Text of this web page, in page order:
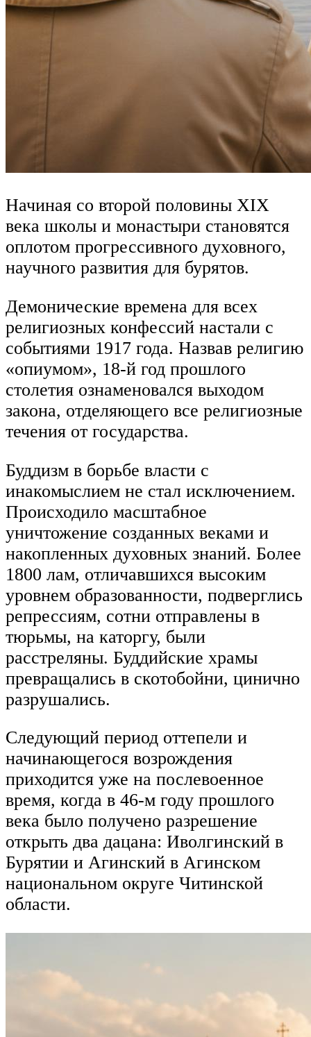
Начиная со второй половины XIX
века школы и монастыри становятся
оплотом прогрессивного духовного,
научного развития для бурятов.
Демонические времена для всех
религиозных конфессий настали с
событиями 1917 года. Назвав религию
«опиумом», 18-й год прошлого
столетия ознаменовался выходом
закона, отделяющего все религиозные
течения от государства.
Буддизм в борьбе власти с
инакомыслием не стал исключением.
Происходило масштабное
уничтожение созданных веками и
накопленных духовных знаний. Более
1800 лам, отличавшихся высоким
уровнем образованности, подверглись
репрессиям, сотни отправлены в
тюрьмы, на каторгу, были
расстреляны. Буддийские храмы
превращались в скотобойни, цинично
разрушались.
Следующий период оттепели и
начинающегося возрождения
приходится уже на послевоенное
время, когда в 46-м году прошлого
века было получено разрешение
открыть два дацана: Иволгинский в
Бурятии и Агинский в Агинском
национальном округе Читинской
области.